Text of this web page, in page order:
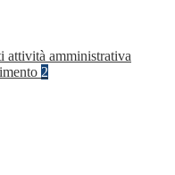
attività amministrativa
2